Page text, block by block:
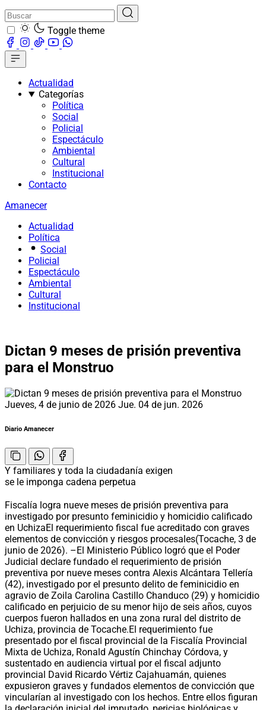
Toggle theme
Actualidad
Categorías
Política
Social
Policial
Espectáculo
Ambiental
Cultural
Institucional
Contacto
Amanecer
Actualidad
Política
Social
Policial
Espectáculo
Ambiental
Cultural
Institucional
Dictan 9 meses de prisión preventiva
para el Monstruo
Jueves, 4 de junio de 2026 Jue. 04 de jun. 2026
Diario Amanecer
Y familiares y toda la ciudadanía exigen
se le imponga cadena perpetua
Fiscalía logra nueve meses de prisión preventiva para
investigado por presunto feminicidio y homicidio calificado
en UchizaEl requerimiento fiscal fue acreditado con graves
elementos de convicción y riesgos procesales(Tocache, 3 de
junio de 2026). –El Ministerio Público logró que el Poder
Judicial declare fundado el requerimiento de prisión
preventiva por nueve meses contra Alexis Alcántara Tellería
(42), investigado por el presunto delito de feminicidio en
agravio de Zoila Carolina Castillo Chanduco (29) y homicidio
calificado en perjuicio de su menor hijo de seis años, cuyos
cuerpos fueron hallados en una zona rural del distrito de
Uchiza, provincia de Tocache.El requerimiento fue
presentado por el fiscal provincial de la Fiscalía Provincial
Mixta de Uchiza, Ronald Agustín Chinchay Córdova, y
sustentado en audiencia virtual por el fiscal adjunto
provincial David Ricardo Vértiz Cajahuamán, quienes
expusieron graves y fundados elementos de convicción que
vincularían al investigado con los hechos. Entre ellos figuran